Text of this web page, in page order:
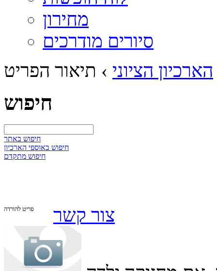
מחירון
סיורים מודרכים
הארכיון הציוני › תיאור הפריט
חיפוש
חיפוש באתר
חיפוש באוספי הארכיון
חיפוש מתקדם
פריט להורדה צור קשר